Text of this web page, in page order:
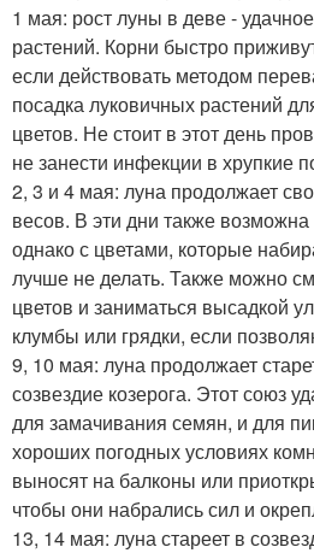
1 мая: рост луны в деве -
растений. Корни быстро
если действовать методом
посадка луковичных растений
цветов. Не стоит в этот день
не занести инфекции в хрупкие
2, 3 и 4 мая: луна продолжает
весов. В эти дни также
однако с цветами, которые
лучше не делать. Также можно
цветов и заниматься высадкой
клумбы или грядки, если
9, 10 мая: луна продолжает
созвездие козерога. Этот союз
для замачивания семян, и для
хороших погодных условиях
выносят на балконы или
чтобы они набрались сил и
13, 14 мая: луна стареет в